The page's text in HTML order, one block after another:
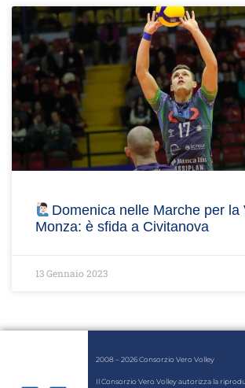
Domenica nelle Marche per la
Monza: è sfida a Civitanova
13 Gennaio 2023
2008 – 2026 Consorzio Vero Volley
Il Consorzio Vero Volley autorizza la